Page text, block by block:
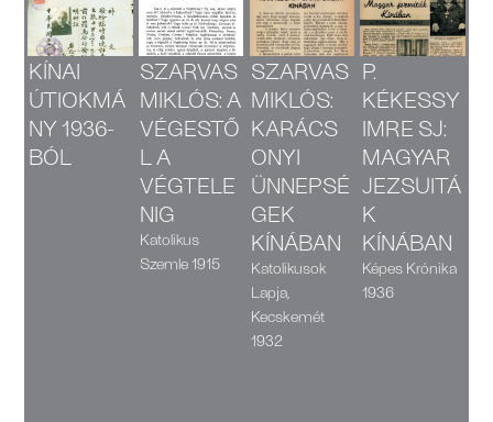
KÍNAI
ÚTIOKMÁ
NY 1936-
BÓL
SZARVAS
MIKLÓS: A
VÉGESTŐ
L A
VÉGTELE
NIG
Katolikus
Szemle 1915
SZARVAS
MIKLÓS:
KARÁCS
ONYI
ÜNNEPSÉ
GEK
KÍNÁBAN
Katolikusok
Lapja,
Kecskemét
1932
P.
KÉKESSY
IMRE SJ:
MAGYAR
JEZSUITÁ
K
KÍNÁBAN
Képes Krónika
1936